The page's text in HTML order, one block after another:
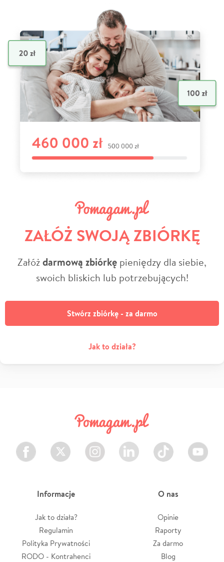
ZAŁÓŻ SWOJĄ ZBIÓRKĘ
Załóżdarmową zbiórkę pieniędzy dla siebie,
swoich bliskich lub potrzebujących!
Stwórz zbiórkę - za darmo
Jak to działa?
Facebook Twitter Instagram LinkedIn TikTok Youtube
Informacje
Jak to działa?
Regulamin
Polityka Prywatności
RODO - Kontrahenci
O nas
Opinie
Raporty
Za darmo
Blog